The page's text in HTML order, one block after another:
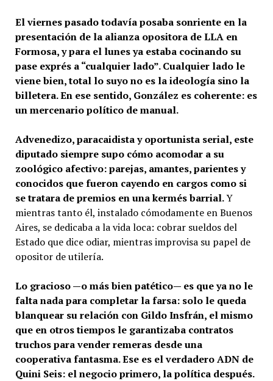
El viernes pasado todavía posaba sonriente en la
presentación de la alianza opositora de LLA en
Formosa, y para el lunes ya estaba cocinando su
pase exprés a “cualquier lado”. Cualquier lado le
viene bien, total lo suyo no es la ideología sino la
billetera. En ese sentido, González es coherente: es
un mercenario político de manual.
Advenedizo, paracaidista y oportunista serial, este
diputado siempre supo cómo acomodar a su
zoológico afectivo: parejas, amantes, parientes y
conocidos que fueron cayendo en cargos como si
se tratara de premios en una kermés barrial.Y
mientras tanto él, instalado cómodamente en Buenos
Aires, se dedicaba a la vida loca: cobrar sueldos del
Estado que dice odiar, mientras improvisa su papel de
opositor de utilería.
Lo gracioso —o más bien patético— es que ya no le
falta nada para completar la farsa: solo le queda
blanquear su relación con Gildo Insfrán, el mismo
que en otros tiempos le garantizaba contratos
truchos para vender remeras desde una
cooperativa fantasma. Ese es el verdadero ADN de
Quini Seis: el negocio primero, la política después.